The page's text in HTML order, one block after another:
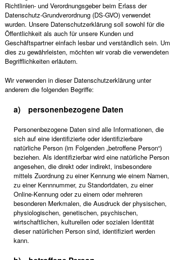
Richtlinien- und Verordnungsgeber beim Erlass der
Datenschutz-Grundverordnung (DS-GVO) verwendet
wurden. Unsere Datenschutzerklärung soll sowohl für die
Öffentlichkeit als auch für unsere Kunden und
Geschäftspartner einfach lesbar und verständlich sein. Um
dies zu gewährleisten, möchten wir vorab die verwendeten
Begrifflichkeiten erläutern.
Wir verwenden in dieser Datenschutzerklärung unter
anderem die folgenden Begriffe:
a) personenbezogene Daten
Personenbezogene Daten sind alle Informationen, die
sich auf eine identifizierte oder identifizierbare
natürliche Person (im Folgenden „betroffene Person“)
beziehen. Als identifizierbar wird eine natürliche Person
angesehen, die direkt oder indirekt, insbesondere
mittels Zuordnung zu einer Kennung wie einem Namen,
zu einer Kennnummer, zu Standortdaten, zu einer
Online-Kennung oder zu einem oder mehreren
besonderen Merkmalen, die Ausdruck der physischen,
physiologischen, genetischen, psychischen,
wirtschaftlichen, kulturellen oder sozialen Identität
dieser natürlichen Person sind, identifiziert werden
kann.